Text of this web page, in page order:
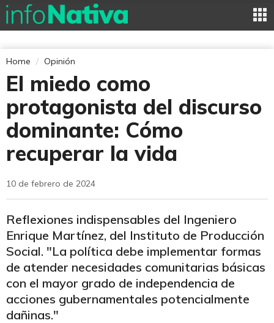
Home Opinión
El miedo como
protagonista del discurso
dominante: Cómo
recuperar la vida
10 de febrero de 2024
Reflexiones indispensables del Ingeniero
Enrique Martínez, del Instituto de Producción
Social. "La política debe implementar formas
de atender necesidades comunitarias básicas
con el mayor grado de independencia de
acciones gubernamentales potencialmente
dañinas."